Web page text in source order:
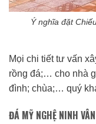
Ý nghĩa đặt
Mọi chi tiết tư vấn
rồng đá;… cho nhà
đình; chùa;… quý
ĐÁ MỸ NGHỆ NINH